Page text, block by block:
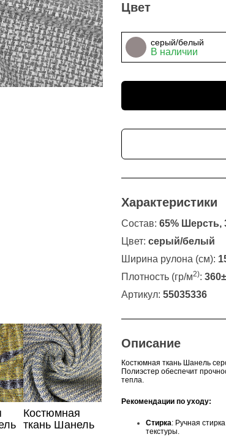
Цвет
серый/белый
В наличии
Характеристики
Состав: 65% Шерсть,
Цвет: серый/белый
Ширина рулона (см):
Плотность (гр/м2):
Артикул: 55035336
Описание
Костюмная ткань Шанель
Полиэстер обеспечит
тепла.
Рекомендации по уходу:
Стирка: Ручная
текстуры.
Костюмная
ткань Шанель